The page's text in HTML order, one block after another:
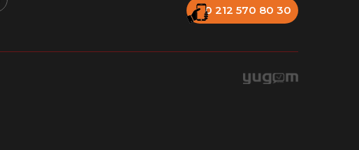
0 212 570 80 30